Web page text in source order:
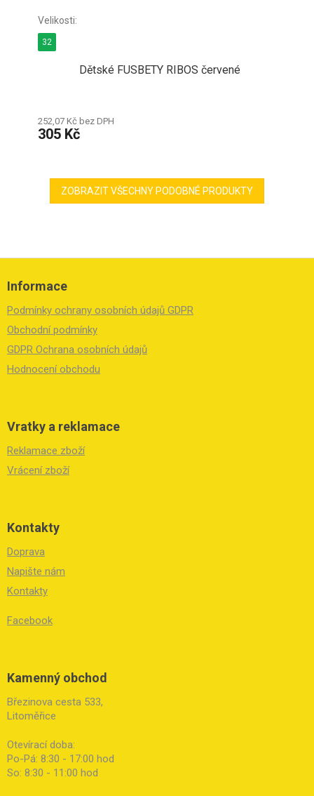
Dětské FUSBETY RIBOS červené
252,07 Kč bez DPH
305 Kč
32
ZOBRAZIT VŠECHNY PODOBNÉ PRODUKTY
Z
Informace
Podmínky ochrany osobních údajů GDPR
Obchodní podmínky
GDPR Ochrana osobních údajů
Hodnocení obchodu
Vratky a reklamace
Reklamace zboží
Vrácení zboží
Kontakty
Doprava
Napište nám
Kontakty
Facebook
Kamenný obchod
Březinova cesta 533,
Litoměřice
Otevírací doba:
Po-Pá: 8:30 - 17:00 hod
So: 8:30 - 11:00 hod